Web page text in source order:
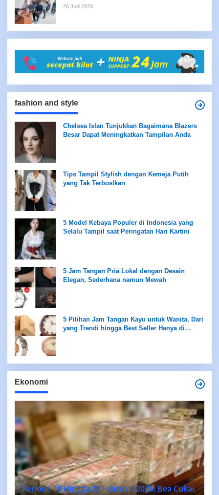
Standar LPKRA
26 Juni 2026
fashion and style
Chelsea Islan Tunjukkan Bagaimana Blazers
Besar Dapat Meningkatkan Tampilan Anda
Tips Tampil Stylish dengan Kemeja Putih
yang Tak Terboslkan
5 Model Kebaya Populer di Indonesia yang
Selalu Tampil saat Peringatan Hari Kartini
5 Jam Tangan Pria Lokal dengan Desain
Elegan, Sederhana namun Mewah
5 Pilihan Jam Tangan Kayu untuk Wanita, Dari
yang Trendi hingga Best Seller Hanya di
Ekonomi
Periode 18 Hingga 25 Februari 2026, Bea Cukai